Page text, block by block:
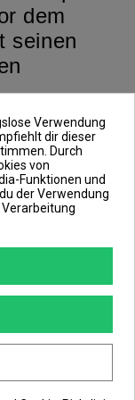
dem
seinen
Gewebe
und
und ist
mit dem
Ihren
Auf
befinden
die
erleichtern,
Verwendung
dir dieser
Durch
von
Funktionen und
der Verwendung